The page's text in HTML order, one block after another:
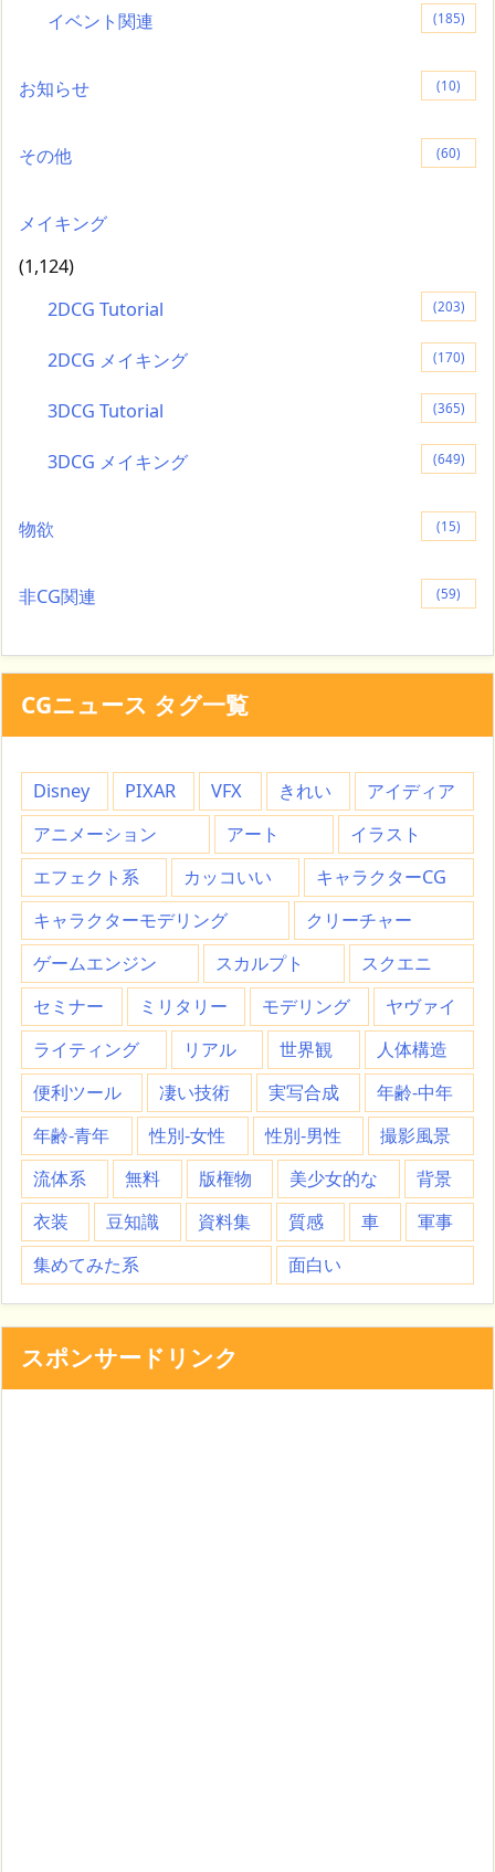
イベント関連 (185)
お知らせ (10)
その他 (60)
メイキング
(1,124)
2DCG Tutorial
(203)
2DCG メイキング (170)
3DCG Tutorial (365)
3DCG メイキング (649)
物欲 (15)
非CG関連 (59)
CGニュース タグ一覧
Disney PIXAR VFX きれい
アイディア
アニメーション
アート
イラスト
エフェクト系
カッコいい
キャラクターCG
キャラクターモデリング
クリーチャー
ゲームエンジン
スカルプト
スクエニ
セミナー
ミリタリー モデリング
ヤヴァイ
ライティング
リアル 世界観
人体構造
便利ツール
凄い技術 実写合成
年齢-中年
年齢-青年
性別-女性 性別-男性
撮影風景
流体系
無料 版権物 美少女的な
背景
衣装
豆知識 資料集 質感 車
軍事
集めてみた系
面白い
スポンサードリンク